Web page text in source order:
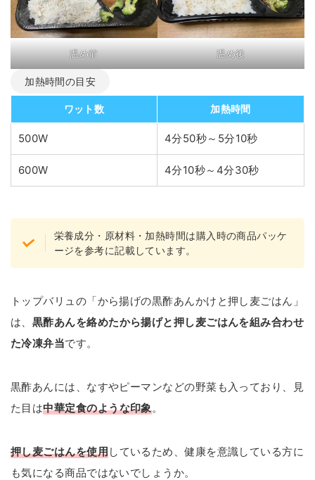
温め前 温め後
加熱時間の目安
ワット数 加熱時間
500W 4分50秒～5分10秒
600W 4分10秒～4分30秒
栄養成分・原材料・加熱時間は購入時の商品パッケ
ージを参考に記載しています。
トップバリュの「から揚げの黒酢あんかけと押し麦ごはん」
は、 黒酢あんを絡めたから揚げと押し麦ごはんを組み合わせ
た冷凍弁当です。
黒酢あんには、なすやピーマンなどの野菜も入っており、見
た目は中華定食のような印象。
押し麦ごはんを使用しているため、健康を意識している方に
も気になる商品ではないでしょうか。